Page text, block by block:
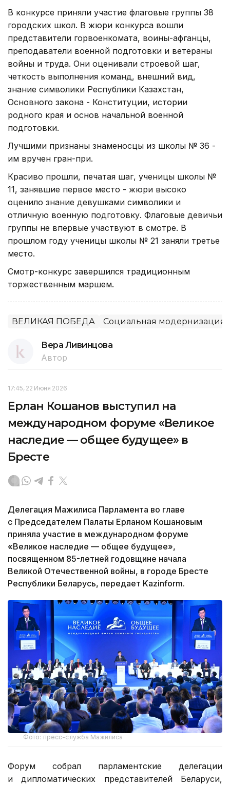
В конкурсе приняли участие флаговые группы 38
городских школ. В жюри конкурса вошли
представители горвоенкомата, воины-афганцы,
преподаватели военной подготовки и ветераны
войны и труда. Они оценивали строевой шаг,
четкость выполнения команд, внешний вид,
знание символики Республики Казахстан,
Основного закона - Конституции, истории
родного края и основ начальной военной
подготовки.
Лучшими признаны знаменосцы из школы № 36 -
им вручен гран-при.
Красиво прошли, печатая шаг, ученицы школы №
11, занявшие первое место - жюри высоко
оценило знание девушками символики и
отличную военную подготовку. Флаговые девичьи
группы не впервые участвуют в смотре. В
прошлом году ученицы школы № 21 заняли третье
место.
Смотр-конкурс завершился традиционным
торжественным маршем.
ВЕЛИКАЯ ПОБЕДА Социальная модернизация
Вера Ливинцова
Автор
17:45, 22 Июня 2026
Ерлан Кошанов выступил на
международном форуме «Великое
наследие — общее будущее» в
Бресте
Делегация Мажилиса Парламента во главе
с Председателем Палаты Ерланом Кошановым
приняла участие в международном форуме
«Великое наследие — общее будущее»,
посвященном 85-летней годовщине начала
Великой Отечественной войны, в городе Бресте
Республики Беларусь, передает Kazinform.
Фото: пресс-служба Мажилиса
Форум собрал парламентские делегации
и дипломатических представителей Беларуси,